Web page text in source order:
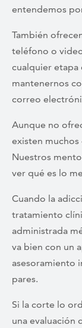
entendemos
También
teléfono o
cualquier etapa
mantenernos
correo
Aunque no
existen muchos
Nuestros
ver qué es lo
Cuando la
tratamiento
administrada
va bien con un
asesoramiento
pares.
Si la corte lo
una evaluación